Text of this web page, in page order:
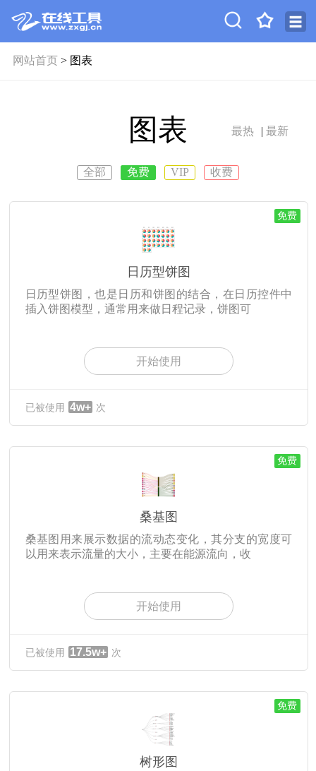
网站首页> 图表
最热 | 最新
图表
全部 免费 VIP 收费
免费
日历型饼图
日历型饼图，也是日历和饼图的结合，在日历控件中
插入饼图模型，通常用来做日程记录，饼图可
开始使用
已被使用 4w+ 次
免费
桑基图
桑基图用来展示数据的流动态变化，其分支的宽度可
以用来表示流量的大小，主要在能源流向，收
开始使用
已被使用 17.5w+ 次
免费
树形图